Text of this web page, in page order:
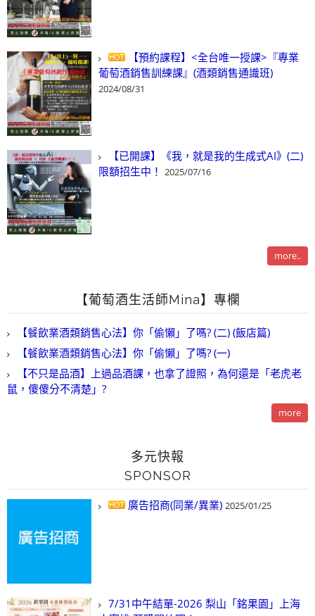
【預約課程】<全台唯一授課>『專業
葡萄酒銷售訓練課』(酒類銷售通識班)
2024/08/31
【已開課】《我，就是我的生成式AI》(二)
限額招生中！ 2025/07/16
more..
【葡萄酒生活師Mina】專欄
【餐飲業酒類銷售心法】你「偷懶」了嗎? (二) (飯店篇)
【餐飲業酒類銷售心法】你「偷懶」了嗎? (一)
【不只是品酒】上過品酒課，也拿了證照，為何還是「老虎老
鼠，傻傻分不清楚」?
more
多元快報
SPONSOR
廣告招商(同業/異業) 2025/01/25
7/31中午結單-2026 梨山「銘果園」上海